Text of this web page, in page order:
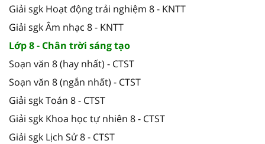
Giải sgk Hoạt động trải nghiệm 8 - KNTT
Giải sgk Âm nhạc 8 - KNTT
Lớp 8 - Chân trời sáng tạo
Soạn văn 8 (hay nhất) - CTST
Soạn văn 8 (ngắn nhất) - CTST
Giải sgk Toán 8 - CTST
Giải sgk Khoa học tự nhiên 8 - CTST
Giải sgk Lịch Sử 8 - CTST